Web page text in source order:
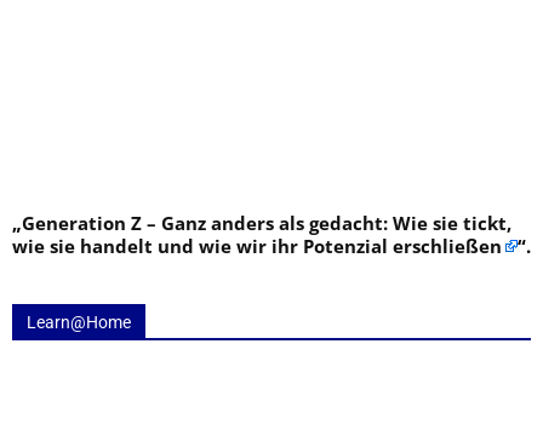
„Generation Z – Ganz anders als gedacht: Wie sie tickt,
wie sie handelt und wie wir ihr Potenzial erschließen
“.
Learn@Home